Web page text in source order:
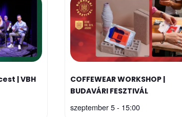
| VBH
COFFEWEAR WORKSHOP |
BUDAVÁRI FESZTIVÁL
szeptember 5 - 15:00